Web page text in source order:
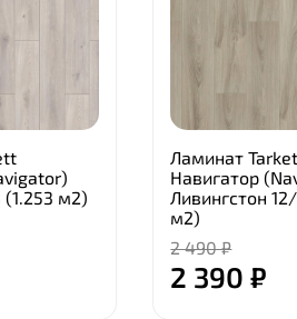
(1.253 м2)
Ламинат
Навигатор
Ливингстон
м2)
2 490 ₽
2 390 ₽